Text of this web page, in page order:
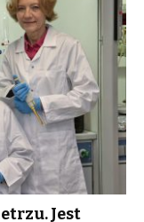
Jest